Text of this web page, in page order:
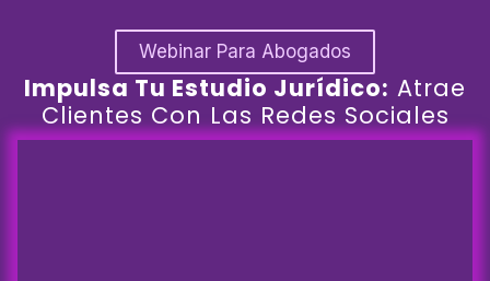
Webinar Para Abogados
Impulsa Tu Estudio Jurídico: Atrae
Clientes Con Las Redes Sociales